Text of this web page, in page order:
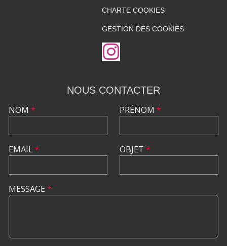
CHARTE COOKIES
GESTION DES COOKIES
NOUS CONTACTER
NOM *
EMAIL*
PRÉNOM *
OBJET *
MESSAGE *